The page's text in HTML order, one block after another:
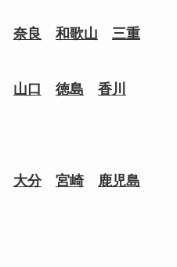
奈良 和歌山 三重
山口 徳島 香川
大分 宮崎 鹿児島